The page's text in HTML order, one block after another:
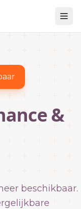
&
beschikbaar.